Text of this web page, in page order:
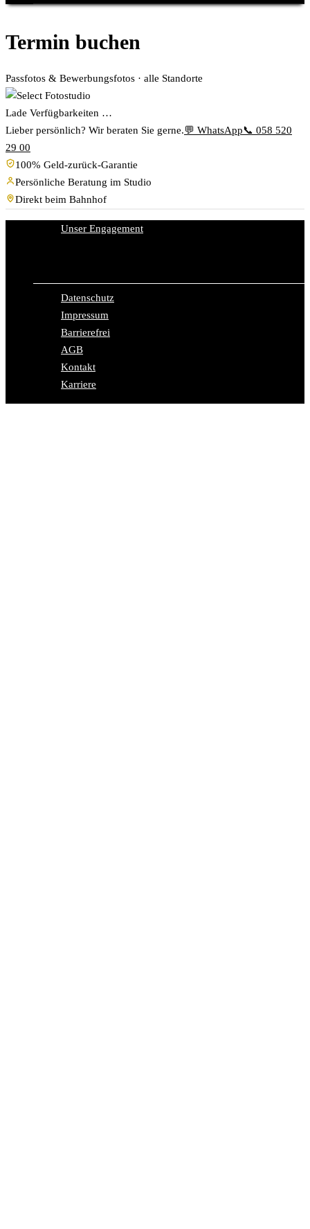
Termin buchen
Passfotos & Bewerbungsfotos · alle Standorte
Lade Verfügbarkeiten …
Lieber persönlich? Wir beraten Sie gerne.💬 WhatsApp📞 058 520
29 00
100% Geld-zurück-Garantie
Persönliche Beratung im Studio
Direkt beim Bahnhof
Unser Engagement
Datenschutz
Impressum
Barrierefrei
AGB
Kontakt
Karriere